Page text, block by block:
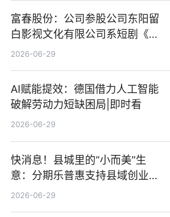
富春股份：公司参股公司东阳留
白影视文化有限公司系短剧《风
声之双生谜局》的出品方 热门看
2026-06-29
AI赋能提效：德国借力人工智能
破解劳动力短缺困局|即时看
2026-06-29
快消息！县城里的“小而美”生
意：分期乐普惠支持县域创业者
扎根生长
2026-06-29